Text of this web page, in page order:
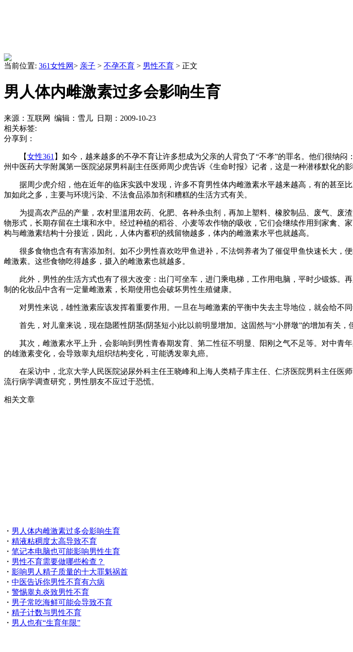
当前位置: 361女性网> 亲子 > 不孕不育 > 男性不育 > 正文
男人体内雌激素过多会影响生育
来源：互联网 编辑：雪儿 日期：2009-10-23
相关标签:
分享到：
【女性361 】如今，越来越多的不孕不育让许多想成为父亲的人背负了“不孝”的罪名。他们很纳
州中医药大学附属第一医院泌尿男科副主任医师周少虎告诉《生命时报》记者，这是一种潜移默化的
据周少虎介绍，他在近年的临床实践中发现，许多不育男性体内雌激素水平越来越高，有的甚至
加如此之多，主要与环境污染、不法食品添加剂和糟糕的生活方式有关。
为提高农产品的产量，农村里滥用农药、化肥、各种杀虫剂，再加上塑料、橡胶制品、废气、废
物形式，长期存留在土壤和水中。经过种植的稻谷、小麦等农作物的吸收，它们会继续作用到家禽
构与雌激素结构十分接近，因此，人体内蓄积的残留物越多，体内的雌激素水平也就越高。
很多食物也含有有害添加剂。如不少男性喜欢吃甲鱼进补，不法饲养者为了催促甲鱼快速长大，
雌激素。这些食物吃得越多，摄入的雌激素也就越多。
此外，男性的生活方式也有了很大改变：出门可坐车，进门乘电梯，工作用电脑，平时少锻炼。
制的化妆品中含有一定量雌激素，长期使用也会破坏男性生殖健康。
对男性来说，雄性激素应该发挥着重要作用。一旦在与雌激素的平衡中失去主导地位，就会给不同
首先，对儿童来说，现在隐匿性阴茎(阴茎短小)比以前明显增加。这固然与“小胖墩”的增加有关，
其次，雌激素水平上升，会影响到男性青春期发育、第二性征不明显、阳刚之气不足等。对中青
的雄激素变化，会导致睾丸组织结构变化，可能诱发睾丸癌。
在采访中，北京大学人民医院泌尿外科主任王晓峰和上海人类精子库主任、仁济医院男科主任医
流行病学调查研究，男性朋友不应过于恐慌。
相关文章
・ 男人体内雌激素过多会影响生育
・ 精液粘稠度太高导致不育
・ 笔记本电脑也可能影响男性生育
・ 男性不育需要做哪些检查？
・ 影响男人精子质量的十大罪魁祸首
・ 中医告诉你男性不育有六病
・ 警惕睾丸炎致男性不育
・ 男子常吃海鲜可能会导致不育
・ 精子计数与男性不育
・ 男人也有“生育年限”